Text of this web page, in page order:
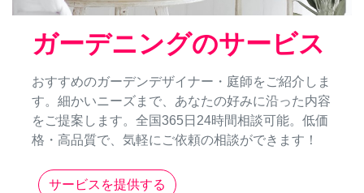
ガーデニングのサービス
おすすめのガーデンデザイナー・庭師をご紹介しま
す。細かいニーズまで、あなたの好みに沿った内容
をご提案します。全国365日24時間相談可能。低価
格・高品質で、気軽にご依頼の相談ができます！
サービスを提供する